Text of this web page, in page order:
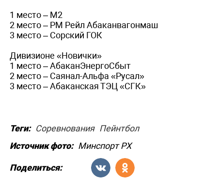
1 место – М2
2 место – РМ Рейл Абаканвагонмаш
3 место – Сорский ГОК
Дивизионе «Новички»
1 место – АбаканЭнергоСбыт
2 место – Саянал-Альфа «Русал»
3 место – Абаканская ТЭЦ «СГК»
Теги: Соревнования Пейнтбол
Источник фото: Минспорт РХ
Поделиться: